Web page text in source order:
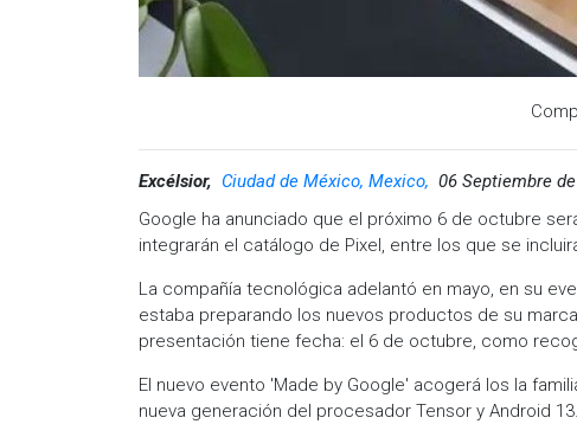
Excélsior, Ciudad de México, Mexico, 06 Septiembre
Google ha anunciado que el próximo 6 de octubre
integrarán el catálogo de Pixel, entre los que se
La compañía tecnológica adelantó en mayo, en su
estaba preparando los nuevos productos de su
presentación tiene fecha: el 6 de octubre, como
El nuevo evento 'Made by Google' acogerá los la
nueva generación del procesador Tensor y Android